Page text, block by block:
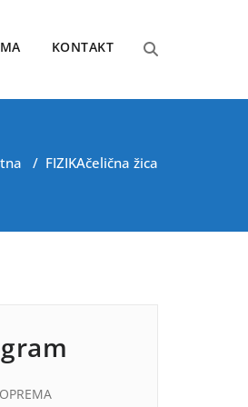
KONTAKT
/ FIZIKAčelična žica